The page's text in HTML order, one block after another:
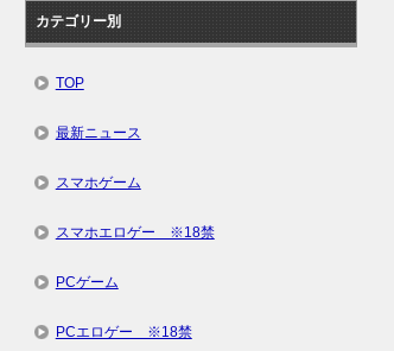
カテゴリー別
TOP
最新ニュース
スマホゲーム
スマホエロゲー ※18禁
PCゲーム
PCエロゲー ※18禁